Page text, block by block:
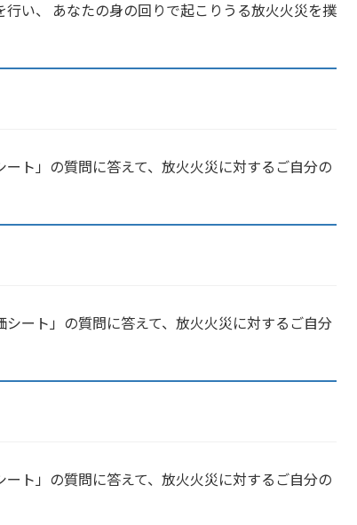
い、 あなたの身の回りで起こりうる放火火災を撲
ト」の質問に答えて、放火火災に対するご自分の
ート」の質問に答えて、放火火災に対するご自分
ト」の質問に答えて、放火火災に対するご自分の